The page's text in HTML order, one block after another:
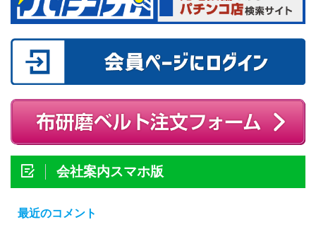
会社案内スマホ版
最近のコメント